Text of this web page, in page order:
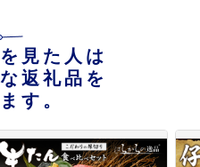
見た人は
返礼品を
す。